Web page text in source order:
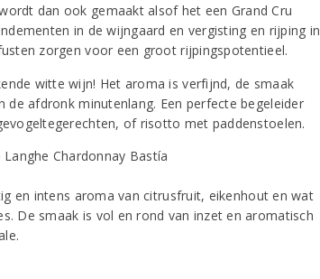
dan ook gemaakt alsof het een Grand Cru
in de wijngaard en vergisting en rijping in
zorgen voor een groot rijpingspotentieel.
witte wijn! Het aroma is verfijnd, de smaak
de afdronk minutenlang. Een perfecte begeleider
of risotto met paddenstoelen.
en intens aroma van citrusfruit, eikenhout en wat
De smaak is vol en rond van inzet en aromatisch